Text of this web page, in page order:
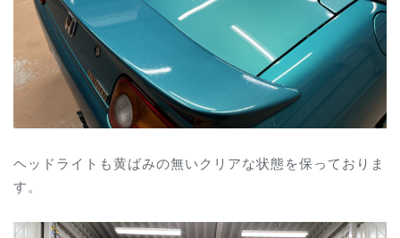
ヘッドライトも黄ばみの無いクリアな状態を保っておりま
す。